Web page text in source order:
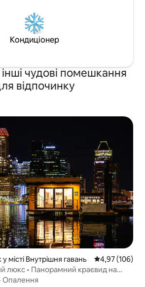
Кондиціонер
чудові помешкання
відпочинку
місті Внутрішня гавань Середня
4,97 (106)
люкс • Панорамний краєвид на
· Опалення